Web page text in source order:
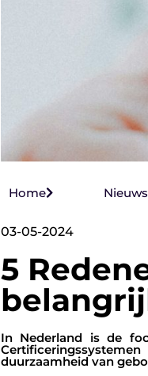
Home Nieuws
03-05-2024
5
In Nederland is de
duurzaamheid van